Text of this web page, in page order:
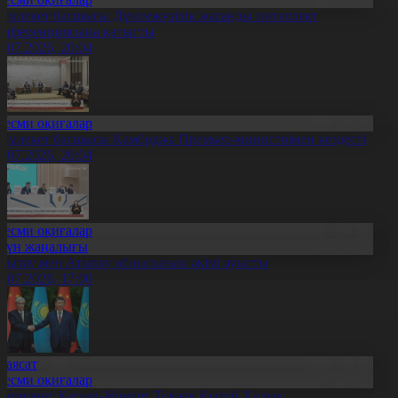
басшысы Дүниежүзілік жасанды интеллект
қатысты
20:04
оқиғалар
басшысы Камбоджа Премьер-министрімен кездесті
20:04
оқиғалар
жаңалығы
мен Атырау облысының әкімі ауысты
17:00
оқиғалар